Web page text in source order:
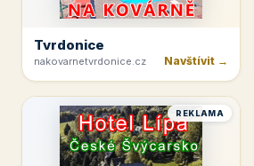
Tvrdonice
nakovarnetvrdonice.cz Navštívit →
REKLAMA